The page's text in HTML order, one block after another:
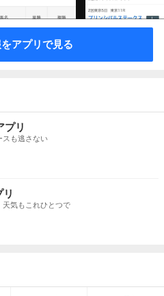
アプリで見る
プリ
スも逃さない
天気もこれひとつで